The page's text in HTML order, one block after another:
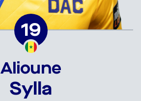
19
Alioune
Sylla